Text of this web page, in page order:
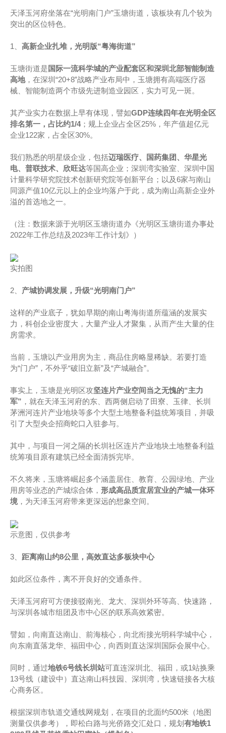
天泽玉河府坐落在“光明南门户”玉塘街道，该板块有几个较为
突出的区位特色。
1、 高新企业扎堆，光明版“粤海街道”
玉塘街道是 国际一流科学城的产业配套区和深圳北部智能制造
高地，在深圳“20+8”战略产业布局中，玉塘拥有高端医疗器
械、智能制造两个市级先进制造业园区，实力可见一斑。
其产业实力在数据上早有体现，譬如GDP连续四年在光明全区
排名第一，占比约1/4；规上企业占全区25%，年产值超亿元
企业122家，占全区30%。
我们熟悉的明星级企业，包括迈瑞医疗、国药集团、华星光
电、普联技术、欣旺达等国高企业；深圳湾实验室、深圳中国
计量科学研究院技术创新研究院等创新平台；以及6家与南山
同源产值10亿元以上的企业均落户于此，成为南山高新企业外
溢的首选地之一。
（注：数据来源于光明区玉塘街道办《光明区玉塘街道办事处
2022年工作总结及2023年工作计划》）
实拍图
2、 产城协调发展，升级“光明南门户”
这样的产业底子，犹如早期的南山粤海街道所蕴涵的发展实
力，科创企业密度大，大量产业人才聚集，从而产生大量的住
房需求。
当前，玉塘以产业用房为主，商品住房略显稀缺。若要打造
为“门户”，不外乎“破旧立新”及“产城融合”。
事实上，玉塘是光明区攻坚连片产业空间当之无愧的“主力
军” ，就在天泽玉河府的东、西两侧启动了田寮、玉律、长圳
茅洲河连片产业地块等多个大型土地整备利益统筹项目，并吸
引了大型央企招商蛇口入驻参与。
其中，与项目一河之隔的长圳社区连片产业地块土地整备利益
统筹项目原有建筑已经全面清拆完毕。
不久将来，玉塘将崛起多个涵盖居住、教育、公园绿地、产业
用房等业态的产城综合体， 形成高品质宜居宜业的产城一体环
境，为天泽玉河府带来更深远的想象空间。
示意图，仅供参考
3、 距离南山约8公里，高效直达多板块中心
如此区位条件，离不开良好的交通条件。
天泽玉河府可方便接驳南光、龙大、深圳外环等高、快速路，
与深圳各城市组团及市中心区的联系高效紧密。
譬如，向南直达南山、前海核心，向北衔接光明科学城中心，
向东南直落龙华、福田中心，向西则直达深圳国际会展中心。
同时，通过地铁6号线长圳站可直连深圳北、福田，或1站换乘
13号线（建设中）直达南山科技园、深圳湾，快速链接各大核
心商务区。
根据深圳市轨道交通线网规划，在项目的北面约500米（地图
测量仅供参考），即松白路与光侨路交汇处口，规划 有地铁1